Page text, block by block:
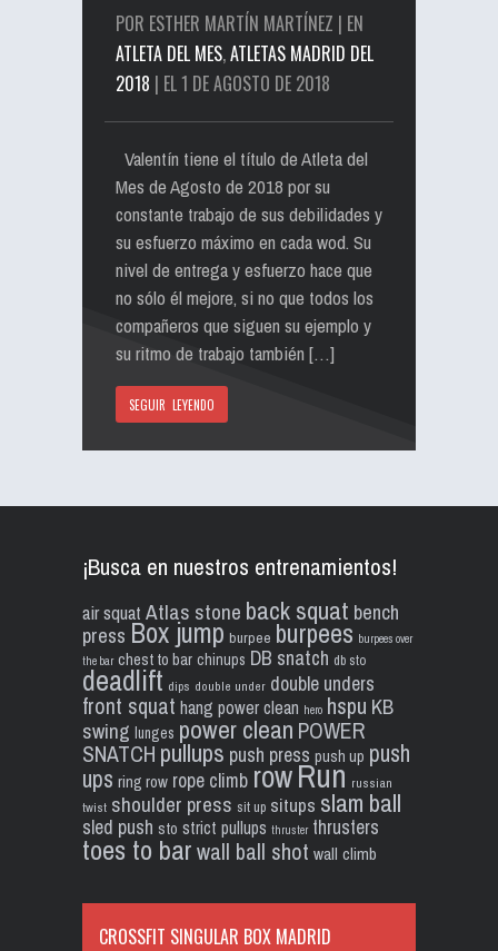
POR ESTHER MARTÍN MARTÍNEZ | EN
ATLETA DEL MES,ATLETAS MADRID DEL
2018 | EL 1 DE AGOSTO DE 2018
Valentín tiene el título de Atleta del
Mes de Agosto de 2018 por su
constante trabajo de sus debilidades y
su esfuerzo máximo en cada wod. Su
nivel de entrega y esfuerzo hace que
no sólo él mejore, si no que todos los
compañeros que siguen su ejemplo y
su ritmo de trabajo también […]
SEGUIR LEYENDO
¡Busca en nuestros entrenamientos!
air squat Atlas stone back squat bench
press Box jump burpee burpees burpees over
the bar chest to bar chinups DB snatch db sto
deadlift dips double under double unders
front squat hang power clean hero hspu KB
swing lunges power clean POWER
SNATCH pullups push press push up push
ups ring row rope climb rowRun russian
twist shoulder press sit up situps slam ball
sled push sto strict pullups thruster thrusters
toes to barwall ball shot wall climb
CROSSFIT SINGULAR BOX MADRID